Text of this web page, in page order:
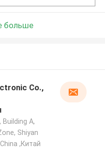
больше
Co.,
Building A,
Shiyan
,Китай